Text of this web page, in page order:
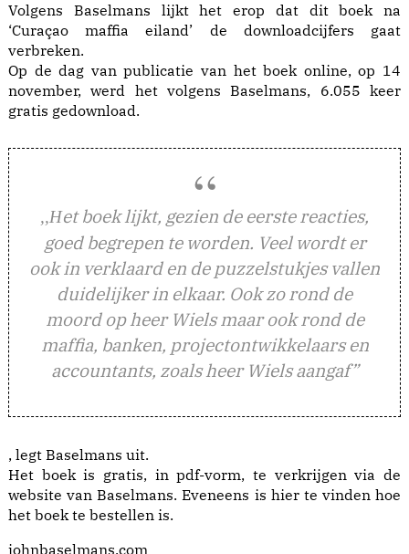
Volgens Baselmans lijkt het erop dat dit boek na
‘Curaçao maffia eiland’ de downloadcijfers gaat
verbreken.
Op de dag van publicatie van het boek online, op 14
november, werd het volgens Baselmans, 6.055 keer
gratis gedownload.
,,Het boek lijkt, gezien de eerste reacties,
goed begrepen te worden. Veel wordt er
ook in verklaard en de puzzelstukjes vallen
duidelijker in elkaar. Ook zo rond de
moord op heer Wiels maar ook rond de
maffia, banken, projectontwikkelaars en
accountants, zoals heer Wiels aangaf”
, legt Baselmans uit.
Het boek is gratis, in pdf-vorm, te verkrijgen via de
website van Baselmans. Eveneens is hier te vinden hoe
het boek te bestellen is.
johnbaselmans.com